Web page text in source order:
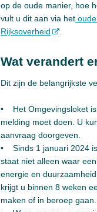
op de oude manier, hoe
vult u dit aan via het
Rijksoverheid
Wat verandert
Dit zijn de belangrijkste
• Het Omgevingsloket is
melding moet doen. U
aanvraag doorgeven.
• Sinds 1 januari 2024
staat niet alleen waar
energie en
krijgt u binnen 8 weken
maken of in beroep gaan.